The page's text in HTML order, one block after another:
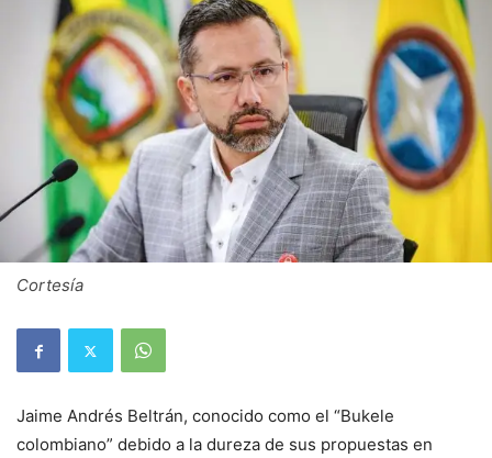
Cortesía
Jaime Andrés Beltrán, conocido como el “Bukele
colombiano” debido a la dureza de sus propuestas en